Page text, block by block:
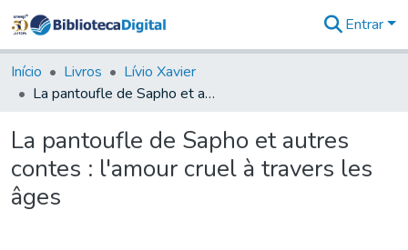
&
Coleções
Tudo na
Digital
Estatísticas
Entrar
Início Livros
Lívio Xavier
La pantoufle de Sapho et autres contes : l'amour cruel à travers les âges
La pantoufle de Sapho et autres
contes : l'amour cruel à travers les
âges